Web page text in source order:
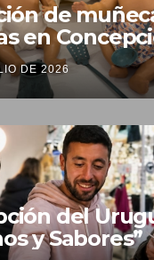
de
en
DE 2026
del
y Sabores”